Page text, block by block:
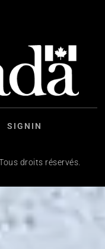
SIGNIN
droits réservés.